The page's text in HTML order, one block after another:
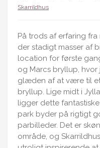
Skarrildhus
På trods af erfaring
der stadigt masser af
location for første
og Marcs bryllup,
glæden af at være til
bryllup. Lige midt i
ligger dette
park byder på rigtigt
parbilleder. Det er
område, og